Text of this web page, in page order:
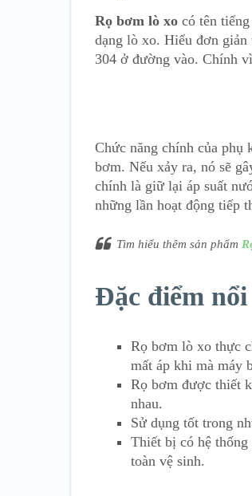
Rọ bơm lò xo có tên
dạng lò xo. Hiểu đơn
304 ở đường vào. Chính
Chức năng chính của phụ
bơm. Nếu xảy ra, nó sẽ
chính là giữ lại áp suất
những lần hoạt động tiếp
Tìm hiểu thêm sản phẩm
Đặc điểm
Rọ bơm lò xo thực
mất áp khi mà máy
Rọ bơm được thiết
nhau.
Sử dụng tốt trong
Thiết bị có hệ
toàn vệ sinh.